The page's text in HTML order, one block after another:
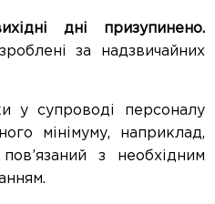
дні призупинено.
за надзвичайних
у супроводі персоналу
мінімуму, наприклад,
з необхідним